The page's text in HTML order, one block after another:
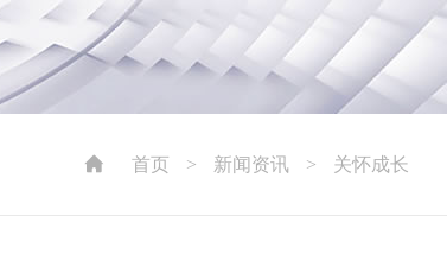
首页 > 新闻资讯 > 关怀成长